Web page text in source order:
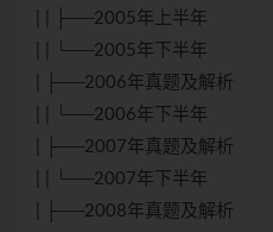
| | ├──2005年上半年
| | └──2005年下半年
| ├──2006年真题及解析
| | └──2006年下半年
| ├──2007年真题及解析
| | └──2007年下半年
| ├──2008年真题及解析